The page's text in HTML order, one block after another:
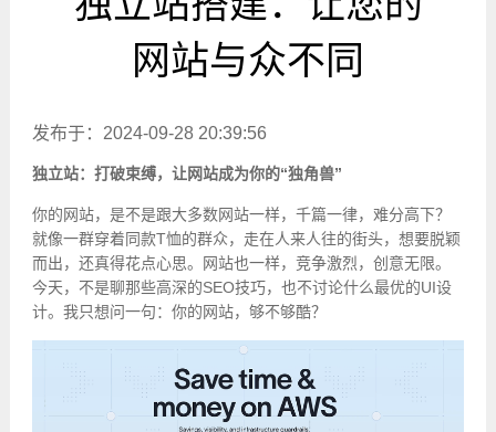
网站与众不同
发布于：2024-09-28 20:39:56
独立站：打破束缚，让网站成为你的“独角兽”
你的网站，是不是跟大多数网站一样，千篇一律，难分高下？
就像一群穿着同款T恤的群众，走在人来人往的街头，想要脱颖
而出，还真得花点心思。网站也一样，竞争激烈，创意无限。
今天，不是聊那些高深的SEO技巧，也不讨论什么最优的UI设
计。我只想问一句：你的网站，够不够酷？